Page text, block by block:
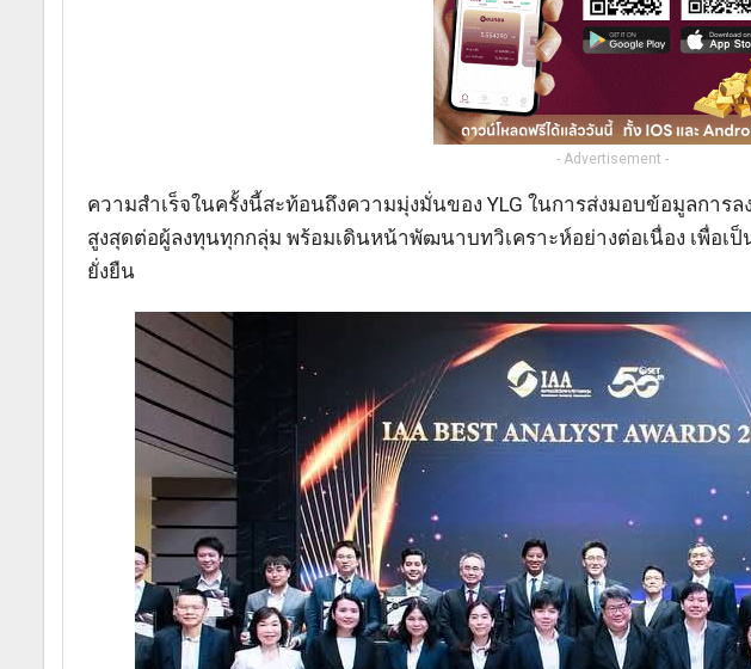
- Advertisement -
ความสำเร็จในครั้งนี้สะท้อนถึงความมุ่งมั่นของ YLG ในการส่งมอบข้อมูลการ
สูงสุดต่อผู้ลงทุนทุกกลุ่ม พร้อมเดินหน้าพัฒนาบทวิเคราะห์อย่างต่อเนื่อง เพื่อเ
ยั่งยืน